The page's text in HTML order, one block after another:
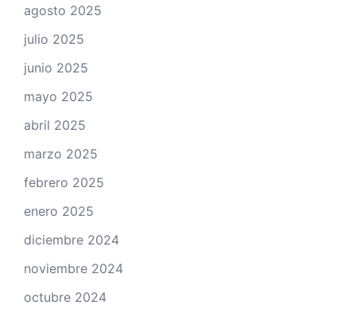
agosto 2025
julio 2025
junio 2025
mayo 2025
abril 2025
marzo 2025
febrero 2025
enero 2025
diciembre 2024
noviembre 2024
octubre 2024